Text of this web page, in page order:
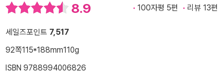
8.9 100자평 5편 리뷰 13편
세일즈포인트 7,517
92쪽115*188mm110g
ISBN 9788994006826